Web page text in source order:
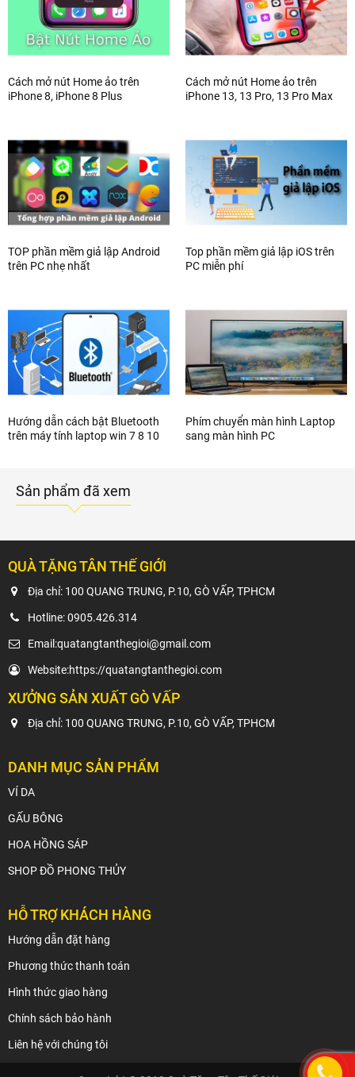
Cách mở nút Home ảo trên
iPhone 8, iPhone 8 Plus
Cách mở nút Home ảo trên
iPhone 13, 13 Pro, 13 Pro Max
TOP phần mềm giả lập Android
trên PC nhẹ nhất
Top phần mềm giả lập iOS trên
PC miễn phí
Hướng dẫn cách bật Bluetooth
trên máy tính laptop win 7 8 10
Phím chuyển màn hình Laptop
sang màn hình PC
Sản phẩm đã xem
QUÀ TẶNG TÂN THẾ GIỚI
Địa chỉ: 100 QUANG TRUNG, P.10, GÒ VẤP, TPHCM
Hotline:0905.426.314
Email:quatangtanthegioi@gmail.com
Website:https://quatangtanthegioi.com
XƯỞNG SẢN XUẤT GÒ VẤP
Địa chỉ: 100 QUANG TRUNG, P.10, GÒ VẤP, TPHCM
DANH MỤC SẢN PHẨM
VÍ DA
GẤU BÔNG
HOA HỒNG SÁP
SHOP ĐỒ PHONG THỦY
HỖ TRỢ KHÁCH HÀNG
Hướng dẫn đặt hàng
Phương thức thanh toán
Hình thức giao hàng
Chính sách bảo hành
Liên hệ với chúng tôi